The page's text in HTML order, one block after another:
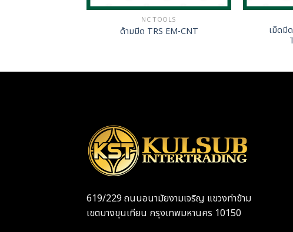
NC TOOLS
ด้ามมีด TRS EM-CNT
เม็ดมี
619/229 ถนนอนามัยงามเจริญ แขวงท่าข้าม
เขตบางขุนเทียน กรุงเทพมหานคร 10150